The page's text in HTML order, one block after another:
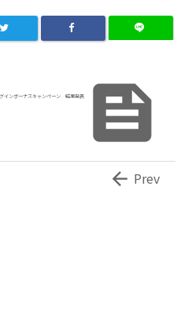

インボーナスキャンペーン 結果発表
 Prev